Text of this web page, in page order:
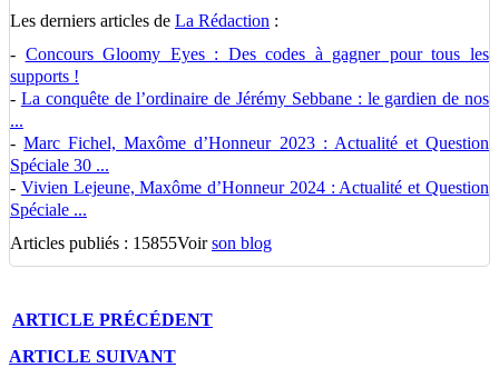
Les derniers articles de La Rédaction :
- Concours Gloomy Eyes : Des codes à gagner pour tous les
supports !
- La conquête de l’ordinaire de Jérémy Sebbane : le gardien de nos
...
-Marc Fichel, Maxôme d’Honneur 2023 : Actualité et Question
Spéciale 30 ...
- Vivien Lejeune, Maxôme d’Honneur 2024 : Actualité et Question
Spéciale ...
Articles publiés : 15855Voirson blog
ARTICLE PRÉCÉDENT
ARTICLE SUIVANT